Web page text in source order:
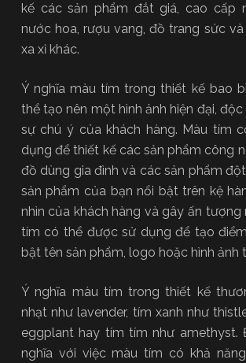
kế các sản phẩm đắt giá, cao cấp
nước hoa, rượu vang, đồ trang sức
xa xỉ khác.
Ý nghĩa màu tím trong thiết kế bao
thể tạo nên một hình ảnh hiện đại,
sự chú ý của khách hàng. Màu tím
dụng để thiết kế các sản phẩm công
đồ dùng gia đình và các sản phẩm
sản phẩm của bạn nổi bật trên kệ
nhìn của khách hàng và gây ấn tượng
tím có thể được sử dụng để tạo
bật tên sản phẩm, logo hoặc hình ảnh
Ý nghĩa màu tím trong thiết kế
nhạt như lavender, tím xanh như
eggplant hay tím tím như amethyst.
nghĩa với việc màu tím có khả